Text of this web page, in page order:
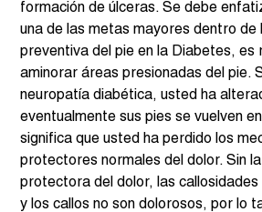
formación de úlceras. Se debe
una de las metas mayores dentro de
preventiva del pie en la Diabetes, es
aminorar áreas presionadas del pie.
neuropatía diabética, usted ha
eventualmente sus pies se vuelven
significa que usted ha perdido los
protectores normales del dolor. Sin
protectora del dolor, las
y los callos no son dolorosos, por lo